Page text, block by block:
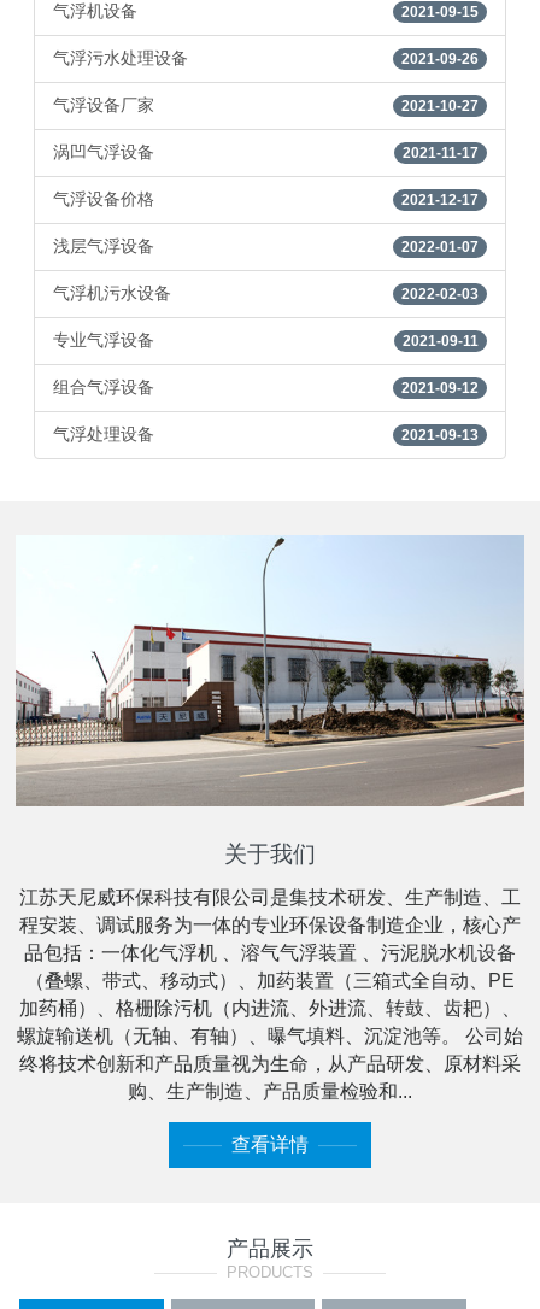
2021-09-15
气浮机设备
2021-09-26
气浮污水处理设备
2021-10-27
气浮设备厂家
2021-11-17
涡凹气浮设备
2021-12-17
气浮设备价格
2022-01-07
浅层气浮设备
2022-02-03
气浮机污水设备
2021-09-11
专业气浮设备
2021-09-12
组合气浮设备
2021-09-13
气浮处理设备
关于我们
江苏天尼威环保科技有限公司是集技术研发、生产制造、工
程安装、调试服务为一体的专业环保设备制造企业，核心产
品包括：一体化气浮机 、溶气气浮装置 、污泥脱水机设备
（叠螺、带式、移动式）、加药装置（三箱式全自动、PE
加药桶）、格栅除污机（内进流、外进流、转鼓、齿耙）、
螺旋输送机（无轴、有轴）、曝气填料、沉淀池等。 公司始
终将技术创新和产品质量视为生命，从产品研发、原材料采
购、生产制造、产品质量检验和...
——查看详情 ——
产品展示
————PRODUCTS ————